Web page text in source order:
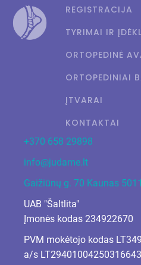
REGISTRACIJA
TYRIMAI IR
ORTOPEDINĖ
ORTOPEDINIAI
ĮTVARAI
KONTAKTAI
+370 658 29898
info@judame.lt
Gaižiūnų g. 70 Kaunas
UAB "Šaltlita"
Įmonės kodas 234922670
PVM mokėtojo kodas
a/s